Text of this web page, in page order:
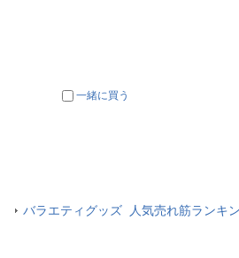
一緒に買う
バラエティグッズ 人気売れ筋ランキ